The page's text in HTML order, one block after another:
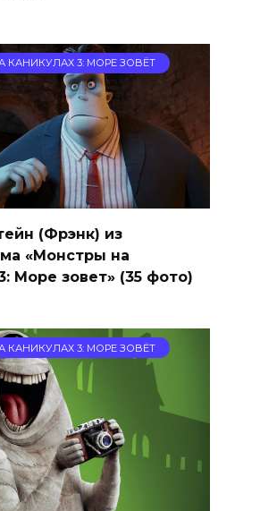
КАНИКУЛАХ 3: МОРЕ ЗОВЁТ
(Фрэнк) из
«Монстры на
Море зовет» (35 фото)
КАНИКУЛАХ 3: МОРЕ ЗОВЁТ